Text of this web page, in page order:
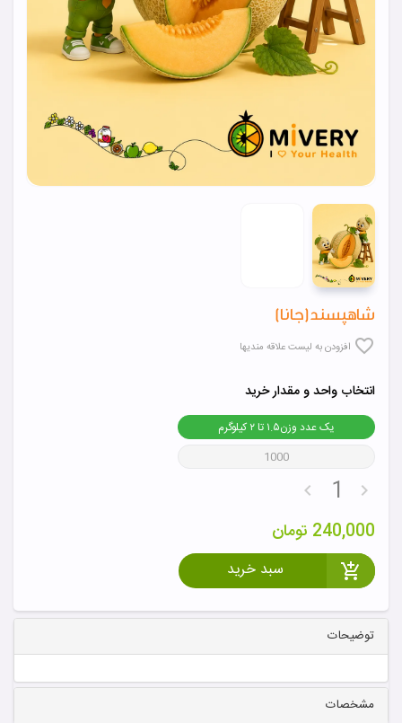
شاهپسند(جانا)
افزودن به لیست علاقه مندیها
انتخاب واحد و مقدار خرید
یک عدد وزن۱.۵ تا ۲ کیلوگرم
1000
240,000 تومان
سبد خرید
توضیحات
مشخصات